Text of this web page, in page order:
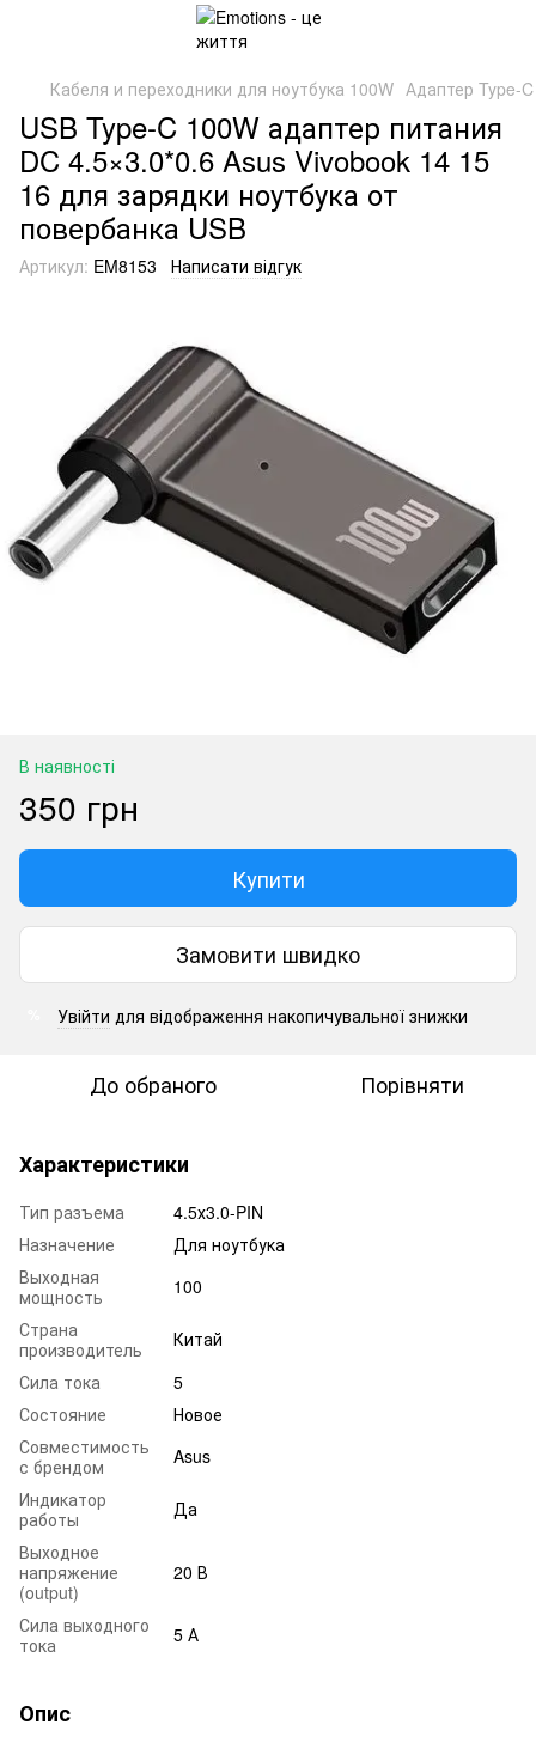
Кабеля и переходники для ноутбука 100W Адаптер Type-
USB Type-C 100W адаптер питания
DC 4.5×3.0*0.6 Asus Vivobook 14 15
16 для зарядки ноутбука от
повербанка USB
Артикул: EM8153 Написати відгук
В наявності
350 грн
Купити
Замовити швидко
Увійти для відображення накопичувальної знижки
До обраного Порівняти
Характеристики
Тип разъема
4.5х3.0-PIN
Назначение
Для ноутбука
Выходная
мощность
100
Страна
производитель
Китай
Сила тока
5
Состояние
Новое
Совместимость
с брендом
Asus
Индикатор
работы
Да
Выходное
напряжение
(output)
20 В
Сила выходного
тока
5 А
Опис